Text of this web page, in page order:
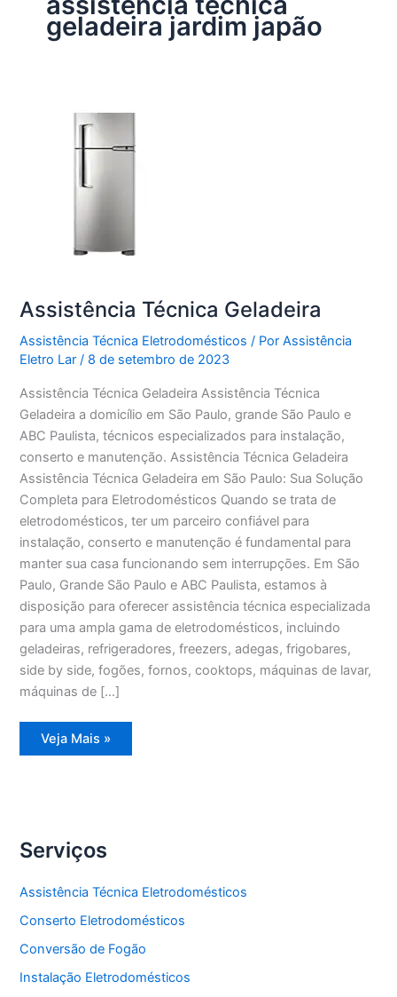
geladeira jardim japão
Assistência Técnica Geladeira
Assistência Técnica Eletrodomésticos / PorAssistência
Eletro Lar/ 8 de setembro de 2023
Assistência Técnica Geladeira Assistência Técnica
Geladeira a domicílio em São Paulo, grande São Paulo e
ABC Paulista, técnicos especializados para instalação,
conserto e manutenção. Assistência Técnica Geladeira
Assistência Técnica Geladeira em São Paulo: Sua Solução
Completa para Eletrodomésticos Quando se trata de
eletrodomésticos, ter um parceiro confiável para
instalação, conserto e manutenção é fundamental para
manter sua casa funcionando sem interrupções. Em São
Paulo, Grande São Paulo e ABC Paulista, estamos à
disposição para oferecer assistência técnica especializada
para uma ampla gama de eletrodomésticos, incluindo
geladeiras, refrigeradores, freezers, adegas, frigobares,
side by side, fogões, fornos, cooktops, máquinas de lavar,
máquinas de […]
Assistência
Técnica
Veja Mais »
Serviços
Assistência Técnica Eletrodomésticos
Conserto Eletrodomésticos
Conversão de Fogão
Instalação Eletrodomésticos